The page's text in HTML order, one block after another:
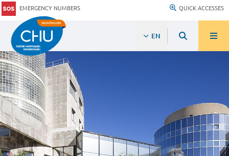
EMERGENCY NUMBERS QUICK ACCESSES
EN